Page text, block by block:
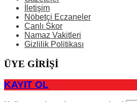
İletişim
Nöbetçi Eczaneler
Canlı Skor
Namaz Vakitleri
Gizlilik Politikası
ÜYE GİRİŞİ
KAYIT OL